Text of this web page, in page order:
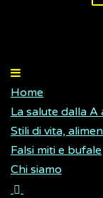
Home
La salute dalla A
Stili di vita,
Falsi miti e bufale
Chi siamo